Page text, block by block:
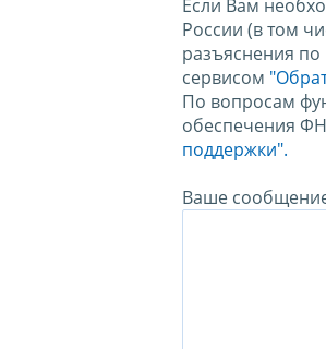
Если Вам
России (в том
разъяснения
сервисом
По вопросам
обеспечения
поддержки".
Ваше